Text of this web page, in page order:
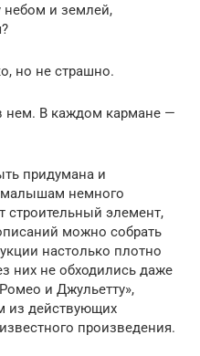
и землей,
но не страшно.
нем. В каждом кармане —
придумана и
немного
строительный элемент,
можно собрать
настолько плотно
них не обходились даже
и Джульетту»,
из действующих
произведения.